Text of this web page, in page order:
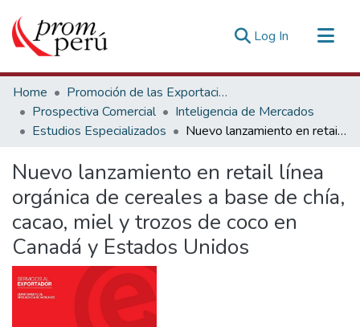
Log In (current)
Communities & Collections
All of DSpace
Statistics
Home
Promoción de las Exportaciones
Prospectiva Comercial
Inteligencia de Mercados
Estudios Especializados
Nuevo lanzamiento en retail línea orgánica de cereales a base de chía, cacao, miel y trozos de coco en Canadá y Estados Unidos
Nuevo lanzamiento en retail línea
orgánica de cereales a base de chía,
cacao, miel y trozos de coco en
Canadá y Estados Unidos